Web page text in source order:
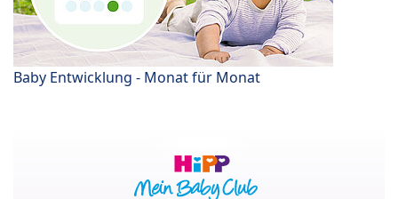
Baby Entwicklung - Monat für Monat